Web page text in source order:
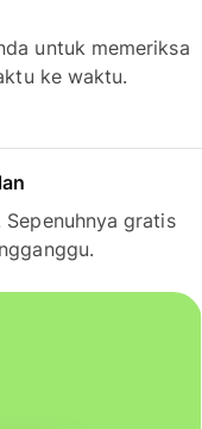
untuk memeriksa
ke waktu.
gratis